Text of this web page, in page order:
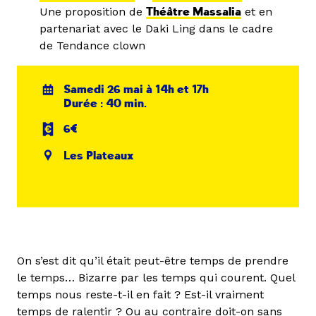
Une proposition de Théâtre Massalia et en
partenariat avec le Daki Ling dans le cadre
de Tendance clown
Samedi 26 mai à 14h et 17h
Durée : 40 min.
6€
Les Plateaux
On s’est dit qu’il était peut-être temps de prendre
le temps… Bizarre par les temps qui courent. Quel
temps nous reste-t-il en fait ? Est-il vraiment
temps de ralentir ? Ou au contraire doit-on sans